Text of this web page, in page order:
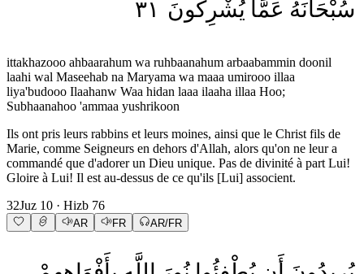
سُبْحَانَهُ عَمَّا يُشْرِكُونَ ٣١
ittakhazooo ahbaarahum wa ruhbaanahum arbaabammin doonil
laahi wal Maseehab na Maryama wa maaa umirooo illaa
liya'budooo Ilaahanw Waa hidan laaa ilaaha illaa Hoo;
Subhaanahoo 'ammaa yushrikoon
Ils ont pris leurs rabbins et leurs moines, ainsi que le Christ fils de
Marie, comme Seigneurs en dehors d'Allah, alors qu'on ne leur a
commandé que d'adorer un Dieu unique. Pas de divinité à part Lui!
Gloire à Lui! Il est au-dessus de ce qu'ils [Lui] associent.
32Juz 10 · Hizb 76
AR FR AR/FR